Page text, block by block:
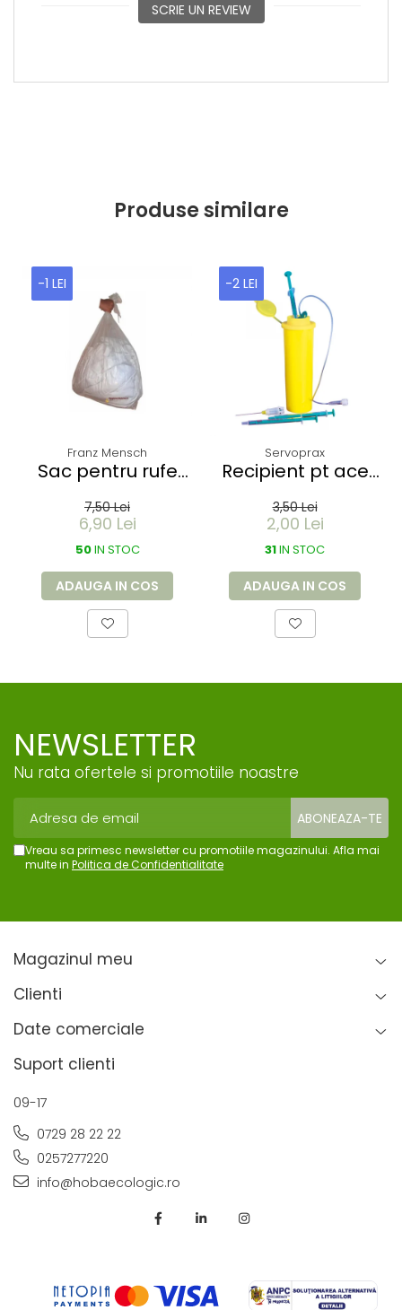
SCRIE UN REVIEW
Produse similare
-1 LEI
Franz Mensch
Sac pentru rufe
dizolvabil in apa -
60 litri - 66x84 cm
/ 17 my
7,50 Lei
6,90 Lei
50IN STOC
ADAUGA IN COS
-2 LEI
Servoprax
Recipient pt ace
de buzunar 150 ml
3,50 Lei
2,00 Lei
31IN STOC
ADAUGA IN COS
NEWSLETTER
Nu rata ofertele si promotiile noastre
Vreau sa primesc newsletter cu promotiile magazinului. Afla mai
multe in Politica de Confidentialitate
Magazinul meu
Clienti
Date comerciale
Suport clienti
09-17
0729 28 22 22
0257277220
info@hobaecologic.ro